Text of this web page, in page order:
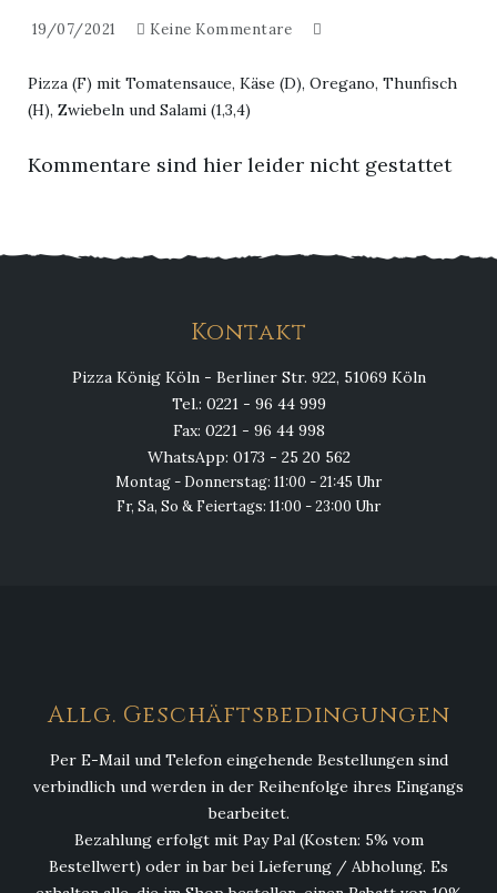
19/07/2021 Keine Kommentare
Pizza (F) mit Tomatensauce, Käse (D), Oregano, Thunfisch
(H), Zwiebeln und Salami (1,3,4)
Kommentare sind hier leider nicht gestattet
Kontakt
Pizza König Köln - Berliner Str. 922, 51069 Köln
Tel.: 0221 - 96 44 999
Fax: 0221 - 96 44 998
WhatsApp: 0173 - 25 20 562
Montag - Donnerstag: 11:00 - 21:45 Uhr
Fr, Sa, So & Feiertags: 11:00 - 23:00 Uhr
Allg. Geschäftsbedingungen
Per E-Mail und Telefon eingehende Bestellungen sind
verbindlich und werden in der Reihenfolge ihres Eingangs
bearbeitet.
Bezahlung erfolgt mit Pay Pal (Kosten: 5% vom
Bestellwert) oder in bar bei Lieferung / Abholung. Es